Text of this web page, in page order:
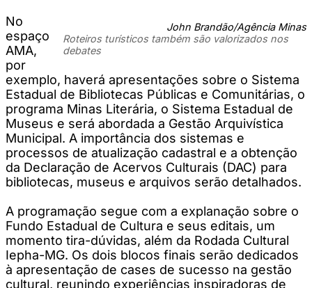
John Brandão/Agência Minas
Roteiros turísticos também são valorizados nos
debates
No
espaço
AMA,
por
exemplo, haverá apresentações sobre o Sistema
Estadual de Bibliotecas Públicas e Comunitárias, o
programa Minas Literária, o Sistema Estadual de
Museus e será abordada a Gestão Arquivística
Municipal. A importância dos sistemas e
processos de atualização cadastral e a obtenção
da Declaração de Acervos Culturais (DAC) para
bibliotecas, museus e arquivos serão detalhados.
A programação segue com a explanação sobre o
Fundo Estadual de Cultura e seus editais, um
momento tira-dúvidas, além da Rodada Cultural
Iepha-MG. Os dois blocos finais serão dedicados
à apresentação de cases de sucesso na gestão
cultural, reunindo experiências inspiradoras de